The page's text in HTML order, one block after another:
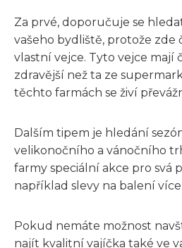
Za prvé, doporučuje se
vašeho bydliště, protože zde
vlastní vejce. Tyto vejce mají
zdravější než ta ze
těchto farmách se živí
Dalším tipem je hledání
velikonočního a vánočního
farmy speciální akce pro svá
například slevy na balení
Pokud nemáte možnost
najít kvalitní vajíčka také ve